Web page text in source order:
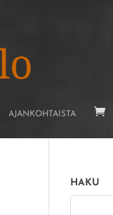
AJANKOHTAISTA
HAKU